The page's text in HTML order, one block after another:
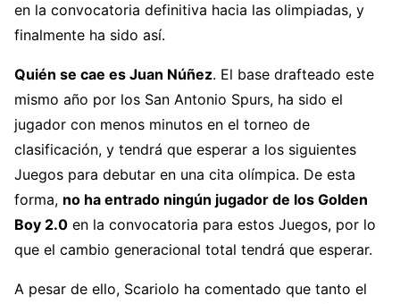
en la convocatoria definitiva hacia las olimpiadas, y
finalmente ha sido así.
Quién se cae es Juan Núñez. El base drafteado este
mismo año por los San Antonio Spurs, ha sido el
jugador con menos minutos en el torneo de
clasificación, y tendrá que esperar a los siguientes
Juegos para debutar en una cita olímpica. De esta
forma, no ha entrado ningún jugador de los Golden
Boy 2.0 en la convocatoria para estos Juegos, por lo
que el cambio generacional total tendrá que esperar.
A pesar de ello, Scariolo ha comentado que tanto el